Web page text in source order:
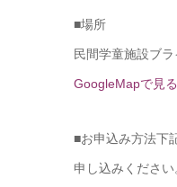
■場所
民間学童施設ブ
GoogleMapで見る
■お申込み方法下
申し込みください